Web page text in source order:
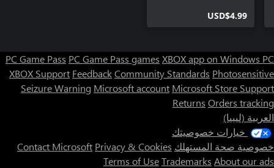
USD$4.99
PC Game Pass PC Game Pass games XBOX app on Windows PC
XBOX Support FeedbackCommunity Standards Photosensitive
Seizure Warning Microsoft account Microsoft Store Support
Returns Orders tracking
العربية (ليبيا)
خيارات خصوصيتك
خصوصية صحة المستهلك
Contact Microsoft Privacy & Cookies
Terms of UseTrademarks About our ads